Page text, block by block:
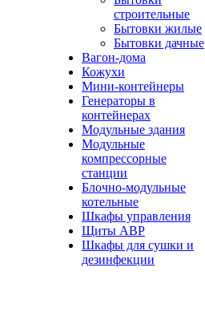
строительные
Бытовки жилые
Бытовки дачные
Вагон-дома
Кожухи
Мини-контейнеры
Генераторы в
контейнерах
Модульные здания
Модульные
компрессорные
станции
Блочно-модульные
котельные
Шкафы управления
Щиты АВР
Шкафы для сушки и
дезинфекции